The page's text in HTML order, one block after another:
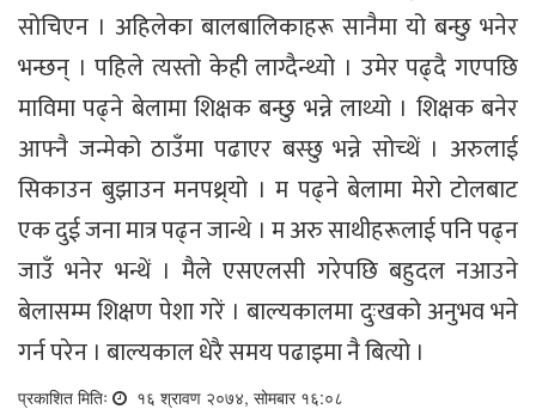
सोचिएन । अहिलेका बालबालिकाहरू सानैमा यो बन्छु भनेर
भन्छन् । पहिले त्यस्तो केही लाग्दैन्थ्यो । उमेर पढ्दै गएपछि
माविमा पढ्ने बेलामा शिक्षक बन्छु भन्ने लाथ्यो । शिक्षक बनेर
आफ्नै जन्मेको ठाउँमा पढाएर बस्छु भन्ने सोच्थें । अरुलाई
सिकाउन बुझाउन मनपथ्र्यो । म पढ्ने बेलामा मेरो टोलबाट
एक दुई जना मात्र पढ्न जान्थे । म अरु साथीहरूलाई पनि पढ्न
जाउँ भनेर भन्थें । मैले एसएलसी गरेपछि बहुदल नआउने
बेलासम्म शिक्षण पेशा गरें । बाल्यकालमा दुःखको अनुभव भने
गर्न परेन । बाल्यकाल धेरै समय पढाइमा नै बित्यो ।
प्रकाशित मितिः १६ श्रावण २०७४, सोमबार १६:०८